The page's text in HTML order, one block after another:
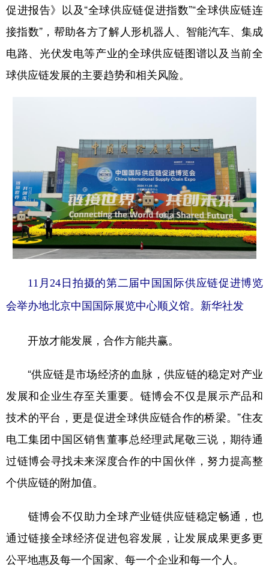
促进报告》以及“全球供应链促进指数”“全球供应链连
接指数”，帮助各方了解人形机器人、智能汽车、集成
电路、光伏发电等产业的全球供应链图谱以及当前全
球供应链发展的主要趋势和相关风险。
11月24日拍摄的第二届中国国际供应链促进博览
会举办地北京中国国际展览中心顺义馆。新华社发
开放才能发展，合作方能共赢。
“供应链是市场经济的血脉，供应链的稳定对产业
发展和企业生存至关重要。链博会不仅是展示产品和
技术的平台，更是促进全球供应链合作的桥梁。”住友
电工集团中国区销售董事总经理武尾敬三说，期待通
过链博会寻找未来深度合作的中国伙伴，努力提高整
个供应链的附加值。
链博会不仅助力全球产业链供应链稳定畅通，也
通过链接全球经济促进包容发展，让发展成果更多更
公平地惠及每一个国家、每一个企业和每一个人。